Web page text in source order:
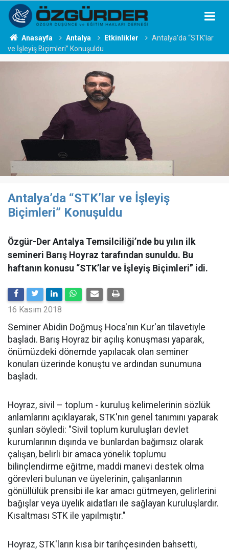
Anasayfa Antalya Etkinlikler
Antalya’da “STK’lar
ve İşleyiş Biçimleri” Konuşuldu
Antalya’da “STK’lar ve İşleyiş
Biçimleri” Konuşuldu
Özgür-Der Antalya Temsilciliği’nde bu yılın ilk
semineri Barış Hoyraz tarafından sunuldu. Bu
haftanın konusu “STK’lar ve İşleyiş Biçimleri” idi.
16 Kasım 2018
Seminer Abidin Doğmuş Hoca'nın Kur'an tilavetiyle
başladı. Barış Hoyraz bir açılış konuşması yaparak,
önümüzdeki dönemde yapılacak olan seminer
konuları üzerinde konuştu ve ardından sunumuna
başladı.
Hoyraz, sivil – toplum - kuruluş kelimelerinin sözlük
anlamlarını açıklayarak, STK'nın genel tanımını yaparak
şunları söyledi: "Sivil toplum kuruluşları devlet
kurumlarının dışında ve bunlardan bağımsız olarak
çalışan, belirli bir amaca yönelik toplumu
bilinçlendirme eğitme, maddi manevi destek olma
görevleri bulunan ve üyelerinin, çalışanlarının
gönüllülük prensibi ile kar amacı gütmeyen, gelirlerini
bağışlar veya üyelik aidatları ile sağlayan kuruluşlardır.
Kısaltması STK ile yapılmıştır."
Hoyraz, STK'ların kısa bir tarihçesinden bahsetti,